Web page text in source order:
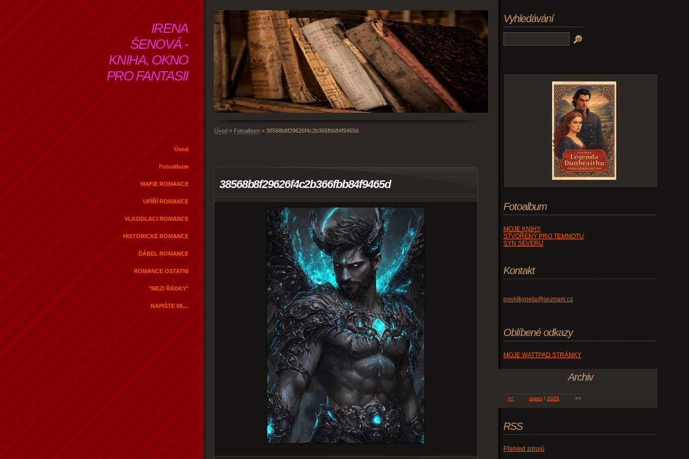
IRENA
ŠENOVÁ -
KNIHA, OKNO
PRO FANTASII
Úvod
Fotoalbum
MAFIE ROMANCE
UPÍŘÍ ROMANCE
VLKODLACI ROMANCE
HISTORICKÉ ROMANCE
ĎÁBEL ROMANCE
ROMANCE OSTATNÍ
"MEZI ŘÁDKY"
NAPIŠTE MI....
Úvod » Fotoalbum » 38568b8f29626f4c2b366fbb84f9465d
38568b8f29626f4c2b366fbb84f9465d
Vyhledávání
Fotoalbum
MOJE KNIHY
STVOŘENÝ PRO TEMNOTU
SYN SEVERU
Kontakt
povidkypeta@seznam.cz
Oblíbené odkazy
MOJE WATTPAD STRÁNKY
Archiv
<< srpen / 2026 >>
RSS
Přehled zdrojů